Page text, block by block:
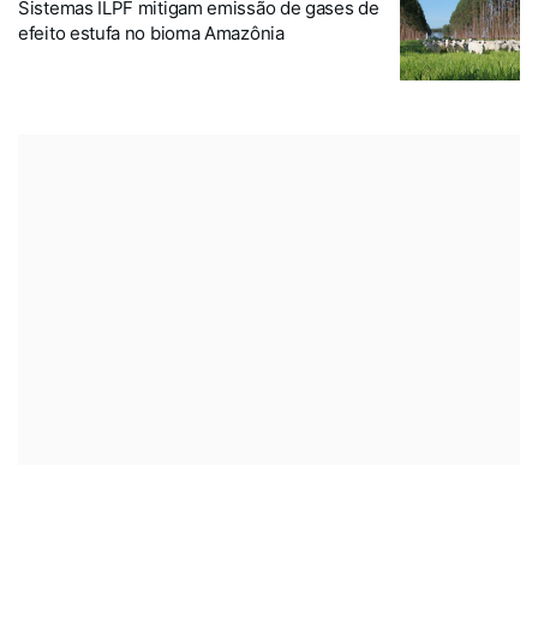
Sistemas ILPF mitigam emissão de gases de
efeito estufa no bioma Amazônia